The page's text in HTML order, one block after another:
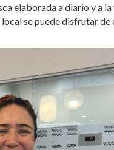
elaborada a diario y a
local se puede disfrutar de